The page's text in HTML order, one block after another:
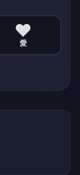
❤️
愛